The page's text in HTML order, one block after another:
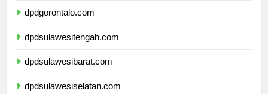
dpdgorontalo.com
dpdsulawesitengah.com
dpdsulawesibarat.com
dpdsulawesiselatan.com